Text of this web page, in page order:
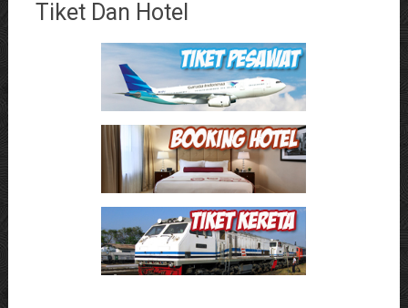
Tiket Dan Hotel